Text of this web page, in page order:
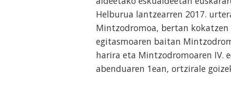
Helburua lantzearren 2017.
Mintzodromoa, bertan kokatzen
egitasmoaren baitan
harira eta Mintzodromoaren IV.
abenduaren 1ean, ortzirale